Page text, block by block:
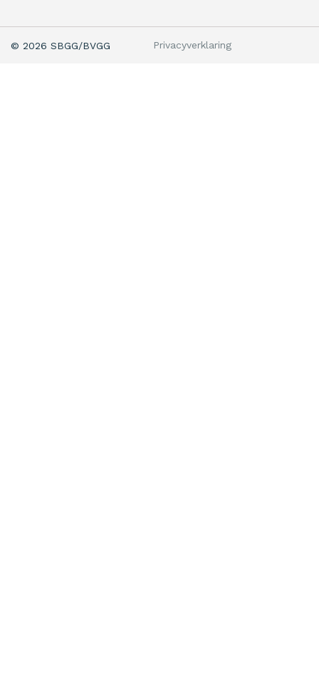
© 2026 SBGG/BVGG Privacyverklaring